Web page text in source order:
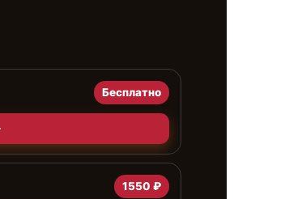
Бесплатно
1550 ₽